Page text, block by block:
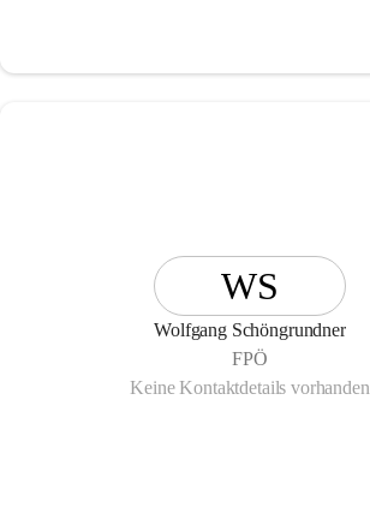
WS
Wolfgang Schöngrundner
FPÖ
Keine Kontaktdetails vorhanden